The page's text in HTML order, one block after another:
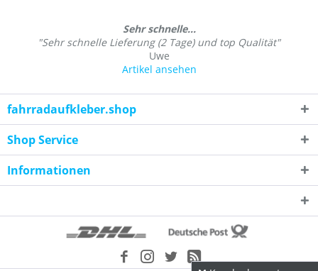
Sehr schnelle...
"Sehr schnelle Lieferung (2 Tage) und top Qualität"
Uwe
Artikel ansehen
fahrradaufkleber.shop
Shop Service
Informationen